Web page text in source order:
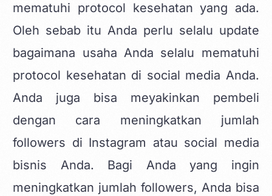
mematuhi protocol kesehatan yang ada.
Oleh sebab itu Anda perlu selalu update
bagaimana usaha Anda selalu mematuhi
protocol kesehatan di social media Anda.
Anda juga bisa meyakinkan pembeli
dengan cara meningkatkan jumlah
followers di Instagram atau social media
bisnis Anda. Bagi Anda yang ingin
meningkatkan jumlah followers, Anda bisa